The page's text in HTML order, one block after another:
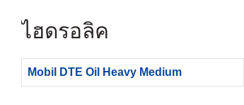
ไฮดรอลิค
Mobil DTE Oil Heavy Medium